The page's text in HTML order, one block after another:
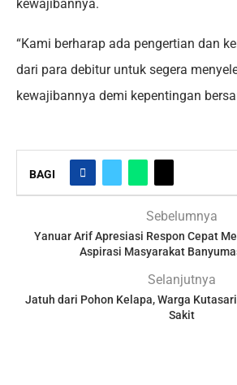
kewajibannya.
“Kami berharap ada pengertian dan
dari para debitur untuk segera
kewajibannya demi kepentingan
BAGI
Sebelumnya
Yanuar Arif Apresiasi Respon Cepat
Aspirasi Masyarakat
Selanjutnya
Jatuh dari Pohon Kelapa, Warga
Sakit